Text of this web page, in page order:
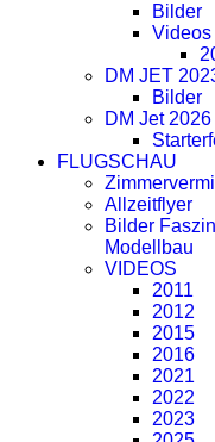
Bilder
Videos
DM JET
Bilder
DM Jet 2026
FLUGSCHAU
Allzeitflyer
Bilder
Modellbau
VIDEOS
2011
2012
2015
2016
2021
2022
2023